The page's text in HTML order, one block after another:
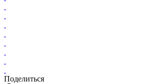
Поделиться